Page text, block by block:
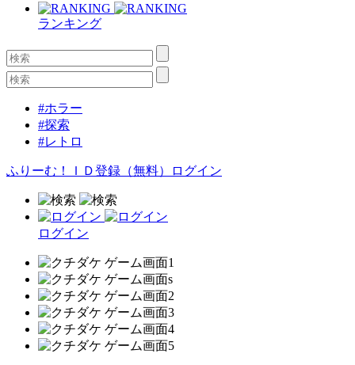
ランキング
#ホラー
#探索
#レトロ
ふりーむ！ＩＤ登録（無料） ログイン
ログイン